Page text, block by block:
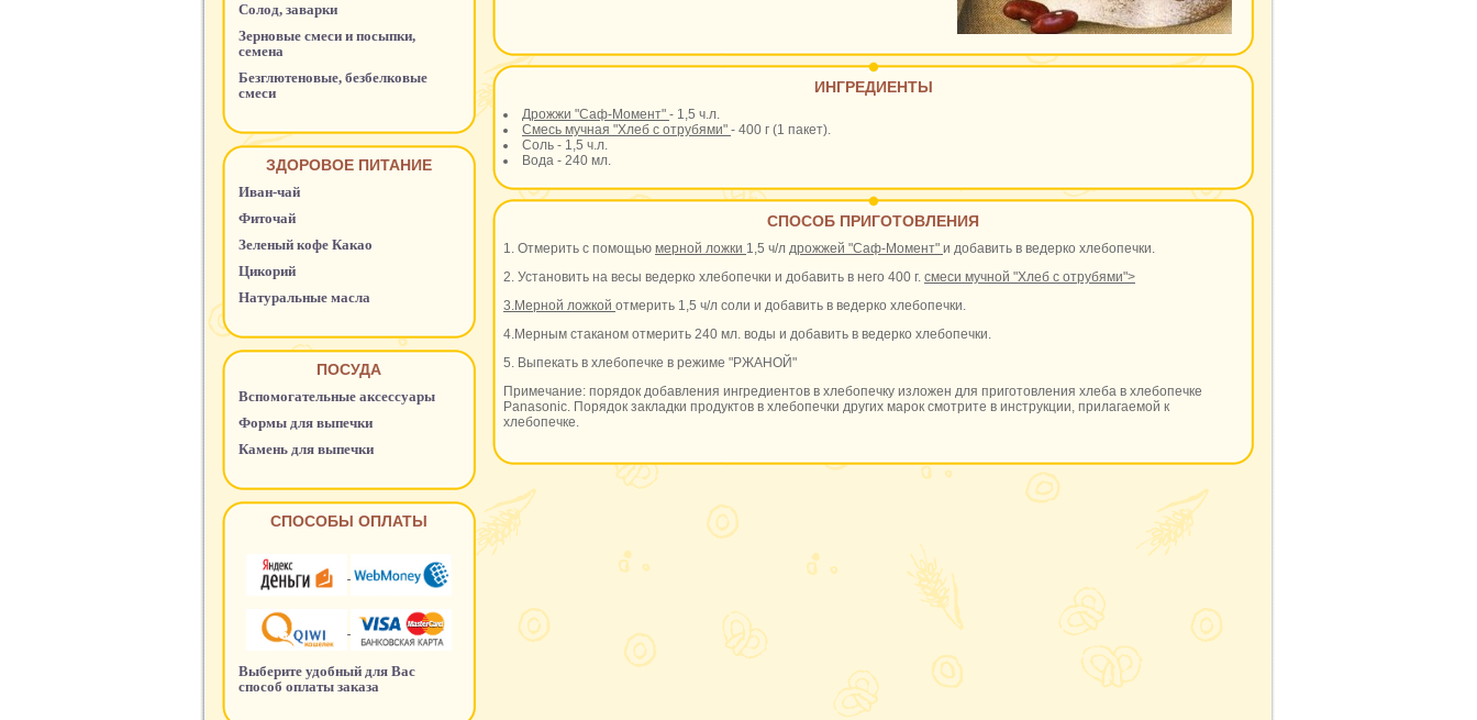
Солод, заварки
Зерновые смеси и посыпки,
семена
Безглютеновые, безбелковые
смеси
ЗДОРОВОЕ ПИТАНИЕ
Иван-чай
Фиточай
Зеленый кофе Какао
Цикорий
Натуральные масла
ПОСУДА
Вспомогательные аксессуары
Формы для выпечки
Камень для выпечки
СПОСОБЫ ОПЛАТЫ
Выберите удобный для Вас
способ оплаты заказа
ИНГРЕДИЕНТЫ
Дрожжи "Саф-Момент" - 1,5 ч.л.
Смесь мучная "Хлеб с отрубями" - 400 г (1 пакет).
Соль - 1,5 ч.л.
Вода - 240 мл.
СПОСОБ ПРИГОТОВЛЕНИЯ
1. Отмерить с помощью мерной ложки 1,5 ч/л дрожжей "Саф-Момент" и добавить в ведерко хлебопечки.
2. Установить на весы ведерко хлебопечки и добавить в него 400 г. смеси мучной "Хлеб с отрубями">
3.Мерной ложкой отмерить 1,5 ч/л соли и добавить в ведерко хлебопечки.
4.Мерным стаканом отмерить 240 мл. воды и добавить в ведерко хлебопечки.
5. Выпекать в хлебопечке в режиме "РЖАНОЙ"
Примечание: порядок добавления ингредиентов в хлебопечку изложен для приготовления хлеба в хлебопечке
Panasonic. Порядок закладки продуктов в хлебопечки других марок смотрите в инструкции, прилагаемой к
хлебопечке.